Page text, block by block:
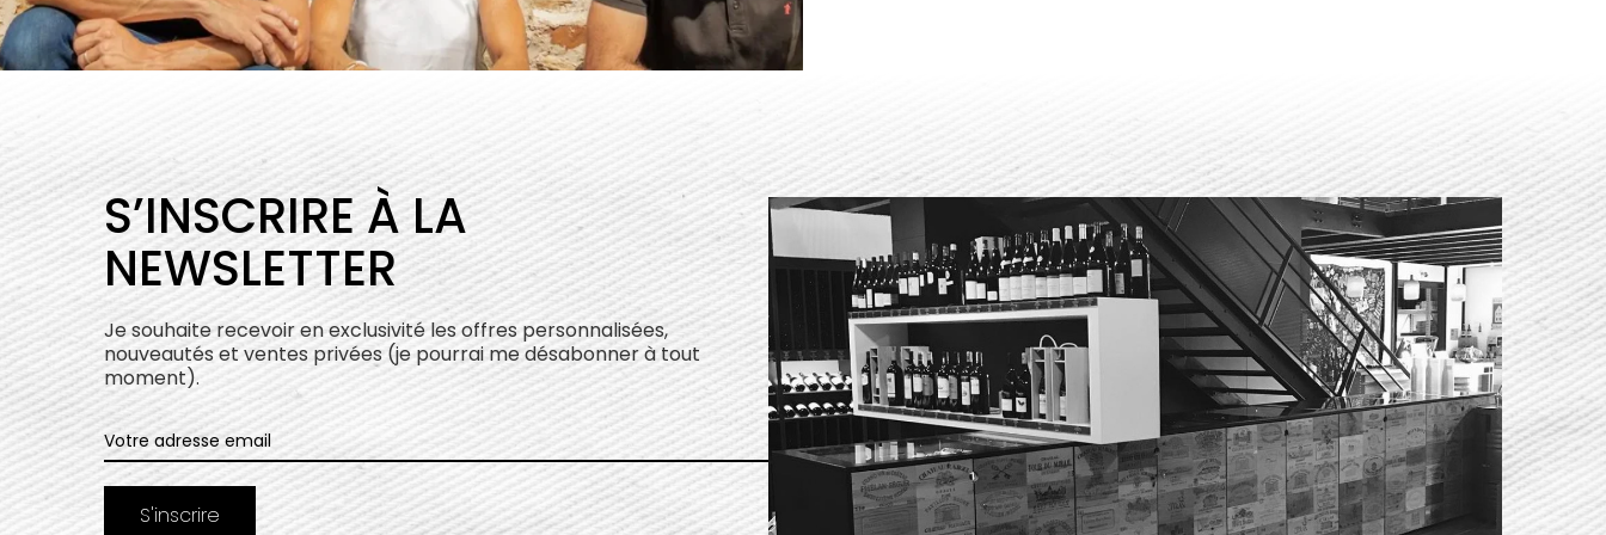
S’INSCRIRE À LA
NEWSLETTER
Je souhaite recevoir en exclusivité les offres personnalisées,
nouveautés et ventes privées (je pourrai me désabonner à tout
moment).